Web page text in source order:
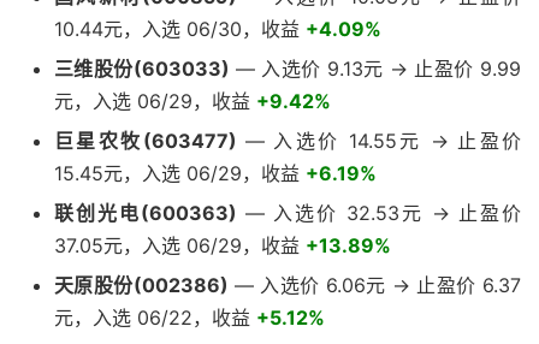
10.44元，入选 06/30，收益 +4.09%
三维股份(603033) — 入选价 9.13元 → 止盈价 9.99
元，入选 06/29，收益 +9.42%
巨星农牧(603477) — 入选价 14.55元 → 止盈价
15.45元，入选 06/29，收益 +6.19%
联创光电(600363) — 入选价 32.53元 → 止盈价
37.05元，入选 06/29，收益 +13.89%
天原股份(002386) — 入选价 6.06元 → 止盈价 6.37
元，入选 06/22，收益 +5.12%